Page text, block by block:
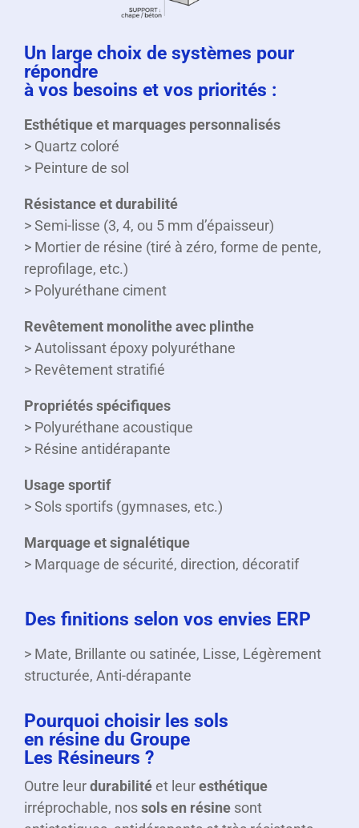
Un large choix de systèmes pour
répondre
à vos besoins et vos priorités :
Esthétique et marquages personnalisés
> Quartz coloré
> Peinture de sol
Résistance et durabilité
> Semi-lisse (3, 4, ou 5 mm d’épaisseur)
> Mortier de résine (tiré à zéro, forme de pente,
reprofilage, etc.)
> Polyuréthane ciment
Revêtement monolithe avec plinthe
> Autolissant époxy polyuréthane
> Revêtement stratifié
Propriétés spécifiques
> Polyuréthane acoustique
> Résine antidérapante
Usage sportif
> Sols sportifs (gymnases, etc.)
Marquage et signalétique
> Marquage de sécurité, direction, décoratif
Des finitions selon vos envies ERP
> Mate, Brillante ou satinée, Lisse, Légèrement
structurée, Anti-dérapante
Pourquoi choisir les sols
en résine du Groupe
Les Résineurs ?
Outre leurdurabilitéet leuresthétique
irréprochable, nossols en résine sont